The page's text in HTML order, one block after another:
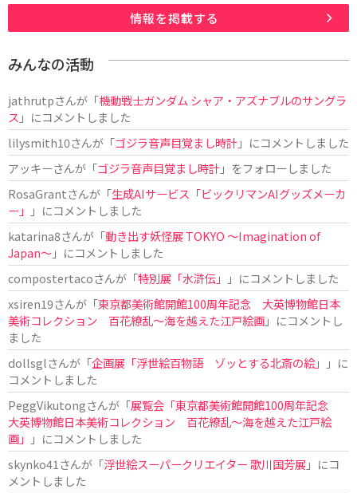
情報を掲載する
みんなの活動
jathrutpさんが「機動戦士ガンダム シャア・アズナブルのサングラ
ス 」にコメントしました
lilysmith10さんが「ゴジラ音声目覚まし時計」にコメントしました
アッキーさんが「ゴジラ音声目覚まし時計」をフォローしました
RosaGrantさんが「生成AIサービス「ビックリマンAIグッズメーカ
ー」
」にコメントしました
katarina8さんが「動き出す妖怪展 TOKYO 〜Imagination of
Japan〜」にコメントしました
compostertacoさんが「特別展「水滸伝」
」にコメントしました
xsiren19さんが「東京都美術館開館100周年記念 大英博物館日本
美術コレクション 百花繚乱～海を越えた江戸絵画」にコメントし
ました
dollsglさんが「企画展「浮世絵百物語 ゾッとする北斎の絵」
」に
コメントしました
PeggVikutongさんが「展覧会「東京都美術館開館100周年記念
大英博物館日本美術コレクション 百花繚乱〜海を越えた江戸絵
画」
」にコメントしました
skynko41 さんが「浮世絵スーパークリエイター 歌川国芳展 」にコ
メントしました